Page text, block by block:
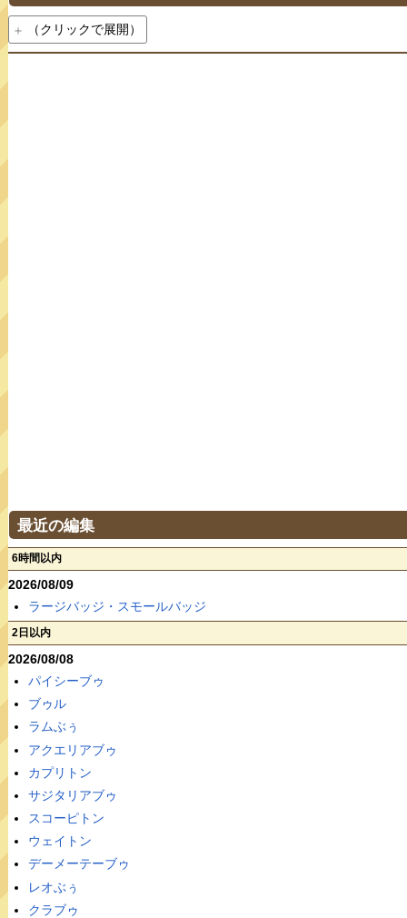
（クリックで展開）
最近の編集
6時間以内
2026/08/09
ラージバッジ・スモールバッジ
2日以内
2026/08/08
パイシーブゥ
ブゥル
ラムぶぅ
アクエリアブゥ
カプリトン
サジタリアブゥ
スコーピトン
ウェイトン
デーメーテーブゥ
レオぶぅ
クラブゥ